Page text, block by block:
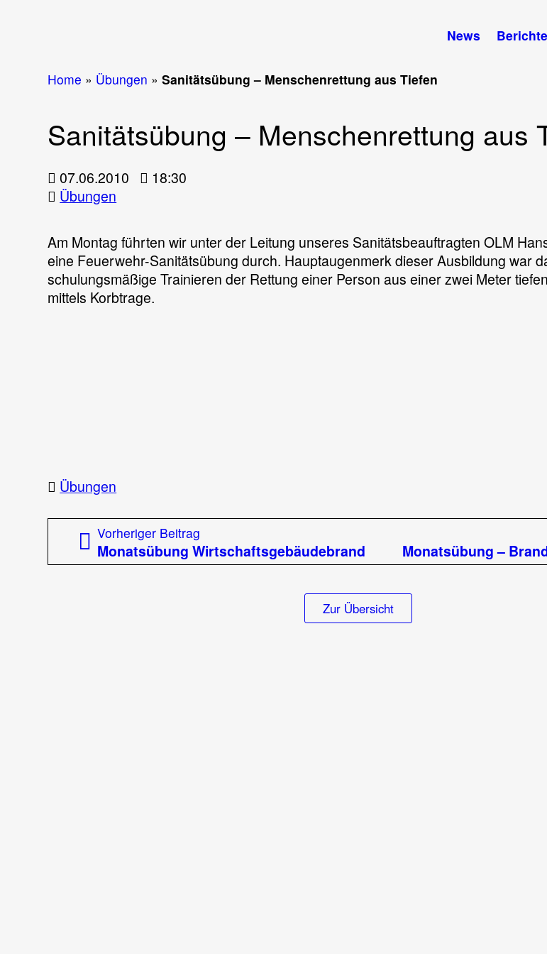
News Berichte
Home » Übungen »Sanitätsübung – Menschenrettung aus Tiefen
Sanitätsübung – Menschenrettung aus
07.06.2010
18:30
Übungen
Am Montag führten wir unter der Leitung unseres Sanitätsbeauftragten OLM
eine Feuerwehr-Sanitätsübung durch. Hauptaugenmerk dieser Ausbildung war
schulungsmäßige Trainieren der Rettung einer Person aus einer zwei Meter
mittels Korbtrage.
Übungen
Beitragsnavigation
Vorheriger BeitragVorheriger
Beitrag:
Monatsübung Wirtschaftsgebäudebrand Monatsübung –
Zur Übersicht